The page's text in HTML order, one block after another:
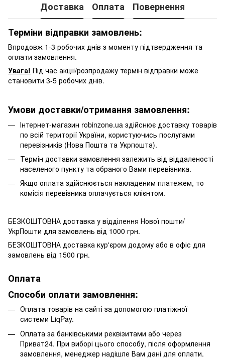
Доставка Оплата
Повернення
Терміни відправки замовлень:
Впродовж 1-3 робочих днів з моменту підтвердження та
оплати замовлення.
Увага! Під час акції/розпродажу термін відправки може
становити 3-5 робочих днів.
Умови доставки/отримання замовлення:
Інтернет-магазин robinzone.ua здійснює доставку товарів
по всій території України, користуючись послугами
перевізників (Нова Пошта та Укрпошта).
Термін доставки замовлення залежить від віддаленості
населеного пункту та обраного Вами перевізника.
Якщо оплата здійснюється накладеним платежем, то
комісія перевізника оплачується клієнтом.
БЕЗКОШТОВНА доставка у відділення Нової пошти/
УкрПошти для замовлень від 1000 грн.
БЕЗКОШТОВНА доставка кур'єром додому або в офіс для
замовлень від 1500 грн.
Оплата
Способи оплати замовлення:
Оплата товарів на сайті за допомогою платіжної
системи LiqPay.
Оплата за банківськими реквізитами або через
Приват24. При виборі цього способу, після оформлення
замовлення, менеджер надішле Вам дані для оплати.